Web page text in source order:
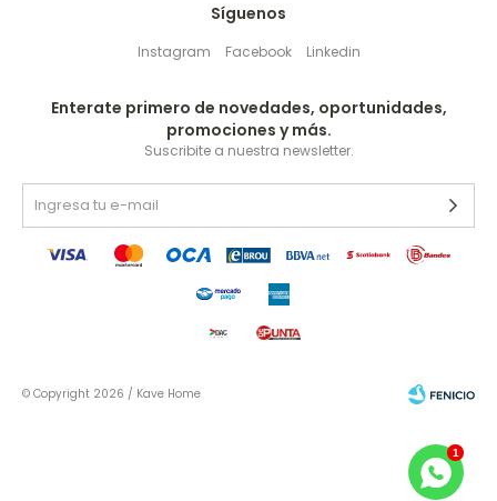
Síguenos
Instagram Facebook Linkedin
Enterate primero de novedades, oportunidades,
promociones y más.
Suscribite a nuestra newsletter.
© Copyright 2026 / Kave Home